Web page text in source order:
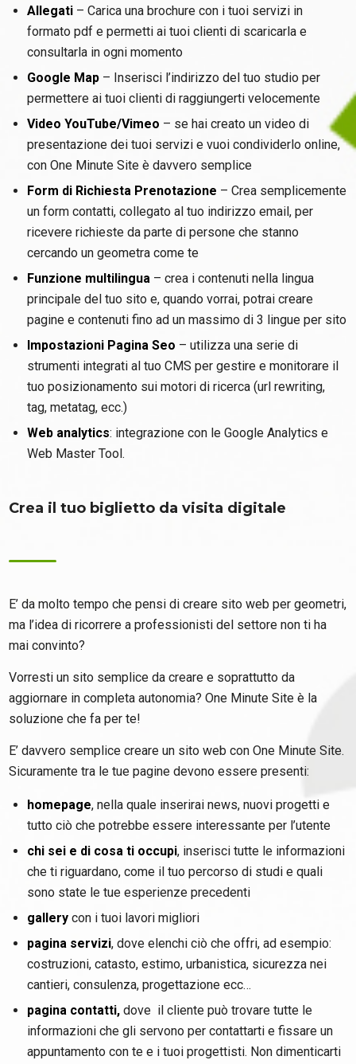
Allegati – Carica una brochure con i tuoi servizi in
formato pdf e permetti ai tuoi clienti di scaricarla e
consultarla in ogni momento
Google Map – Inserisci l’indirizzo del tuo studio per
permettere ai tuoi clienti di raggiungerti velocemente
Video YouTube/Vimeo – se hai creato un video di
presentazione dei tuoi servizi e vuoi condividerlo online,
con One Minute Site è davvero semplice
Form di Richiesta Prenotazione – Crea semplicemente
un form contatti, collegato al tuo indirizzo email, per
ricevere richieste da parte di persone che stanno
cercando un geometra come te
Funzione multilingua – crea i contenuti nella lingua
principale del tuo sito e, quando vorrai, potrai creare
pagine e contenuti fino ad un massimo di 3 lingue per sito
Impostazioni Pagina Seo – utilizza una serie di
strumenti integrati al tuo CMS per gestire e monitorare il
tuo posizionamento sui motori di ricerca (url rewriting,
tag, metatag, ecc.)
Web analytics: integrazione con le Google Analytics e
Web Master Tool.
Crea il tuo biglietto da visita digitale
E’ da molto tempo che pensi di creare sito web per geometri,
ma l’idea di ricorrere a professionisti del settore non ti ha
mai convinto?
Vorresti un sito semplice da creare e soprattutto da
aggiornare in completa autonomia? One Minute Site è la
soluzione che fa per te!
E’ davvero semplice creare un sito web con One Minute Site.
Sicuramente tra le tue pagine devono essere presenti:
homepage, nella quale inserirai news, nuovi progetti e
tutto ciò che potrebbe essere interessante per l’utente
chi sei e di cosa ti occupi, inserisci tutte le informazioni
che ti riguardano, come il tuo percorso di studi e quali
sono state le tue esperienze precedenti
gallery con i tuoi lavori migliori
pagina servizi, dove elenchi ciò che offri, ad esempio:
costruzioni, catasto, estimo, urbanistica, sicurezza nei
cantieri, consulenza, progettazione ecc…
pagina contatti,dove il cliente può trovare tutte le
informazioni che gli servono per contattarti e fissare un
appuntamento con te e i tuoi progettisti. Non dimenticarti